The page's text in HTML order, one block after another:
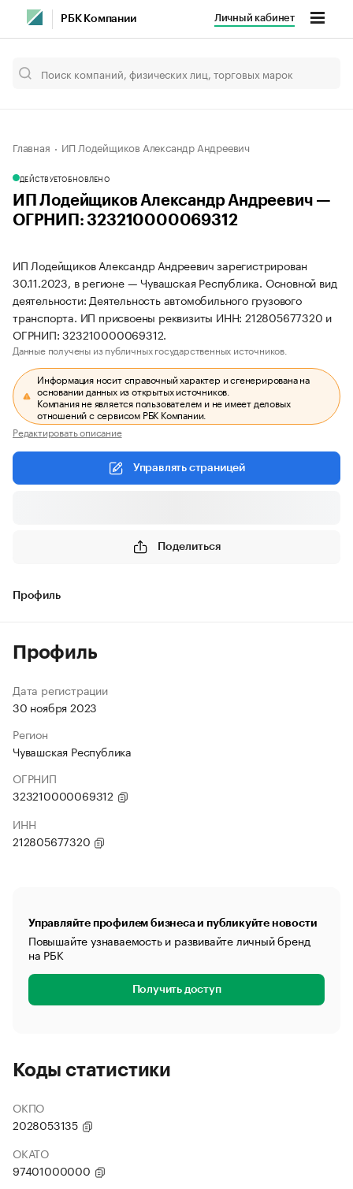
РБК Компании Личный кабинет
Главная ИП Лодейщиков Александр Андреевич
ДЕЙСТВУЕТОБНОВЛЕНО
ИП Лодейщиков Александр Андреевич —
ОГРНИП: 323210000069312
ИП Лодейщиков Александр Андреевич зарегистрирован
30.11.2023, в регионе — Чувашская Республика. Основной вид
деятельности: Деятельность автомобильного грузового
транспорта. ИП присвоены реквизиты ИНН: 212805677320 и
ОГРНИП: 323210000069312.
Данные получены из публичных государственных источников.
Информация носит справочный характер и сгенерирована на
основании данных из открытых источников.
Компания не является пользователем и не имеет деловых
отношений с сервисом РБК Компании.
Редактировать описание
Управлять страницей
Поделиться
Профиль
Профиль
Дата регистрации
30 ноября 2023
Регион
Чувашская Республика
ОГРНИП
323210000069312
ИНН
212805677320
Управляйте профилем бизнеса и публикуйте новости
Повышайте узнаваемость и развивайте личный бренд
на РБК
Получить доступ
Коды статистики
ОКПО
2028053135
ОКАТО
97401000000